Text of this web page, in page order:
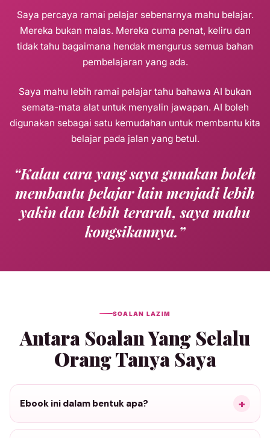
Saya percaya ramai pelajar sebenarnya mahu belajar.
Mereka bukan malas. Mereka cuma penat, keliru dan
tidak tahu bagaimana hendak mengurus semua bahan
pembelajaran yang ada.
Saya mahu lebih ramai pelajar tahu bahawa AI bukan
semata-mata alat untuk menyalin jawapan. AI boleh
digunakan sebagai satu kemudahan untuk membantu kita
belajar pada jalan yang betul.
“Kalau cara yang saya gunakan boleh
membantu pelajar lain menjadi lebih
yakin dan lebih terarah, saya mahu
kongsikannya.”
SOALAN LAZIM
Antara Soalan Yang Selalu
Orang Tanya Saya
Ebook ini dalam bentuk apa?